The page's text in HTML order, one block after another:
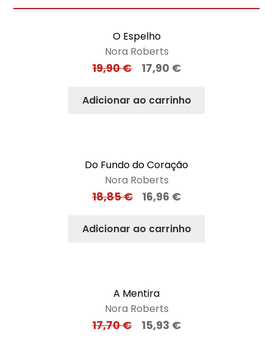
O Espelho
Nora Roberts
19,90€ 17,90 €
Adicionar ao carrinho
Do Fundo do Coração
Nora Roberts
18,85€ 16,96 €
Adicionar ao carrinho
A Mentira
Nora Roberts
17,70€ 15,93 €